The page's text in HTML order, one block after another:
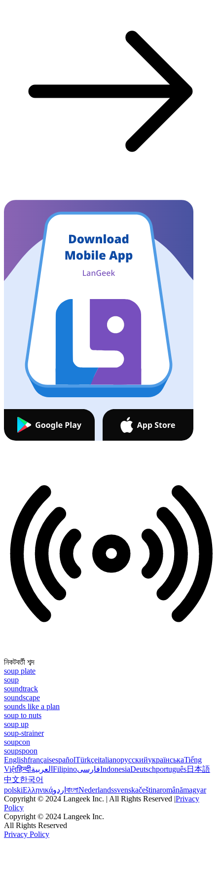
নিকটবর্তী শব্দ
soup plate
soup
soundtrack
soundscape
sounds like a plan
soup to nuts
soup up
soup-strainer
soupcon
soupspoon
EnglishfrançaisespañolTürkçeitalianoрусскийукраїнськаTiếng
Việtहिन्दीالعربية FilipinoفارسیIndonesiaDeutschportuguês日本語
中文한국어
polskiΕλληνικάاردو বাংলাNederlandssvenskačeštinaromânămagyar
Copyright © 2024 Langeek Inc. | All Rights Reserved |Privacy
Policy
Copyright © 2024 Langeek Inc.
All Rights Reserved
Privacy Policy